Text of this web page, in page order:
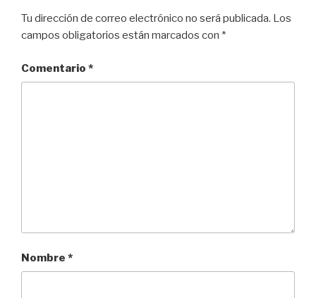
Tu dirección de correo electrónico no será publicada. Los
campos obligatorios están marcados con *
Comentario *
Nombre *